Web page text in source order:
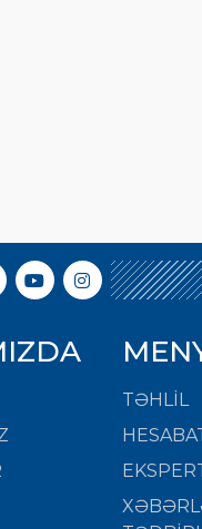
TƏHLİL